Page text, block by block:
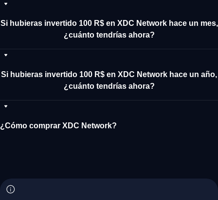
Si hubieras invertido 100 R$ en XDC Network hace un mes,
¿cuánto tendrías ahora?
Si hubieras invertido 100 R$ en XDC Network hace un año,
¿cuánto tendrías ahora?
¿Cómo comprar XDC Network?